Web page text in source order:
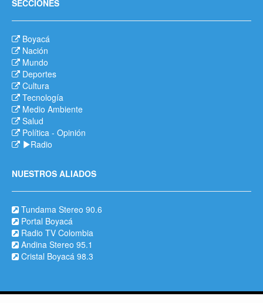
SECCIONES
Boyacá
Nación
Mundo
Deportes
Cultura
Tecnología
Medio Ambiente
Salud
Política - Opinión
Radio
NUESTROS ALIADOS
Tundama Stereo 90.6
Portal Boyacá
Radio TV Colombia
Andina Stereo 95.1
Cristal Boyacá 98.3